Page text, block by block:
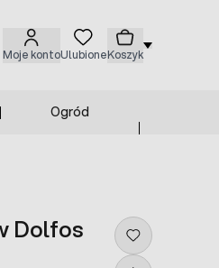
Moje kontoUlubioneKoszyk
Ogród
Dolfos